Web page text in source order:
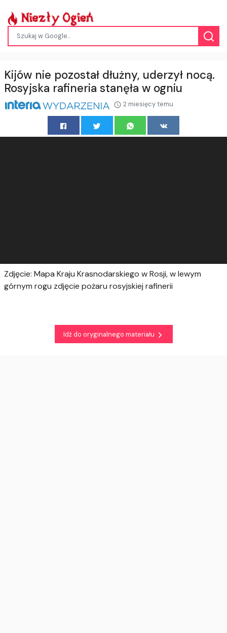
Kijów nie pozostał dłużny, uderzył nocą.
Rosyjska rafineria stanęła w ogniu
2 miesięcy temu
Zdjęcie: Mapa Kraju Krasnodarskiego w Rosji, w lewym
górnym rogu zdjęcie pożaru rosyjskiej rafinerii
Idź do oryginalnego materiału